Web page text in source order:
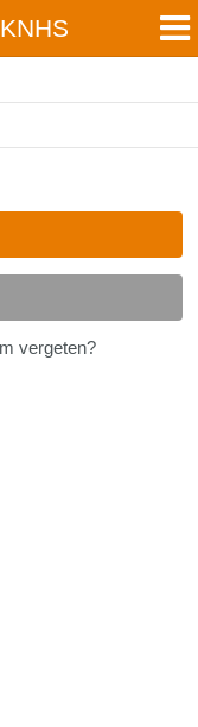
vergeten?